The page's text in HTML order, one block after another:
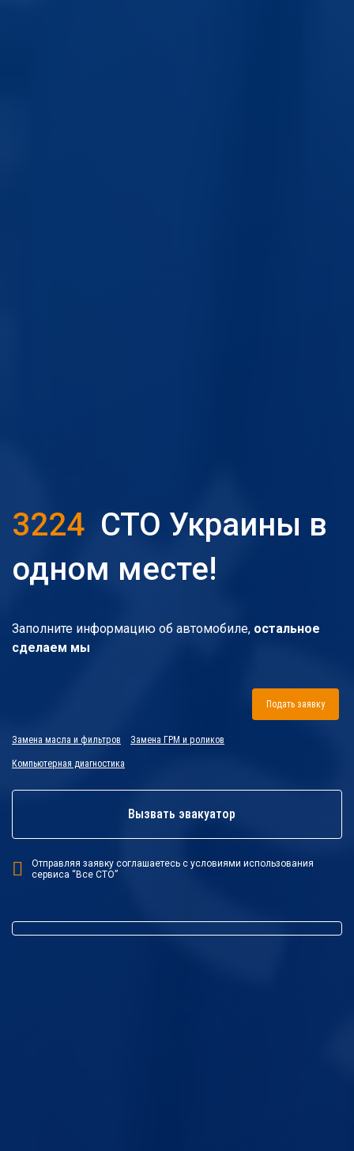
3224 СТО Украины в
одном месте!
Заполните информацию об автомобиле, остальное
сделаем мы
Подать заявку
Замена масла и фильтров Замена ГРМ и роликов
Компьютерная диагностика
Вызвать эвакуатор
Отправляя заявку соглашаетесь с условиями использования
сервиса “Все СТО”